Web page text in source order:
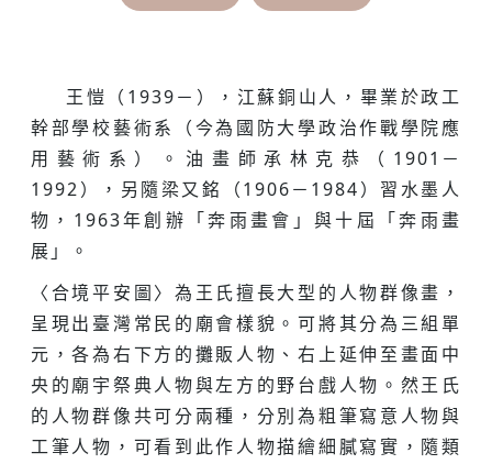
王愷（1939－），江蘇銅山人，畢業於政工
幹部學校藝術系（今為國防大學政治作戰學院應
用藝術系）。油畫師承林克恭（1901－
1992），另隨梁又銘（1906－1984）習水墨人
物，1963年創辦「奔雨畫會」與十屆「奔雨畫
展」。
〈合境平安圖〉為王氏擅長大型的人物群像畫，
呈現出臺灣常民的廟會樣貌。可將其分為三組單
元，各為右下方的攤販人物、右上延伸至畫面中
央的廟宇祭典人物與左方的野台戲人物。然王氏
的人物群像共可分兩種，分別為粗筆寫意人物與
工筆人物，可看到此作人物描繪細膩寫實，隨類